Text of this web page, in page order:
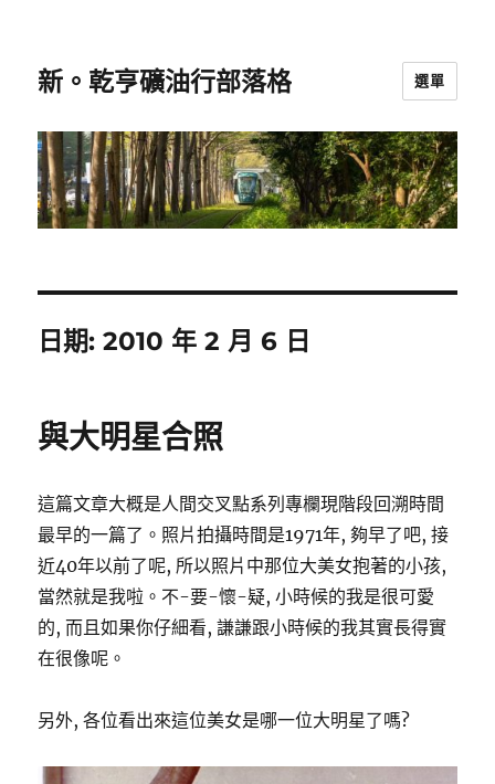
新。乾亨礦油行部落格 選單
日期:2010 年 2 月 6 日
與大明星合照
這篇文章大概是人間交叉點系列專欄現階段回溯時間
最早的一篇了。照片拍攝時間是1971年, 夠早了吧, 接
近40年以前了呢, 所以照片中那位大美女抱著的小孩,
當然就是我啦。不-要-懷-疑, 小時候的我是很可愛
的, 而且如果你仔細看, 謙謙跟小時候的我其實長得實
在很像呢。
另外, 各位看出來這位美女是哪一位大明星了嗎?